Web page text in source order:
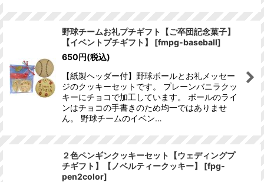
野球チームお礼プチギフト【ご卒団記念菓子】
【イベントプチギフト】
[fmpg-baseball]
650円(税込)
【紙製ヘッダー付】野球ボールとお礼メッセー
ジのクッキーセットです。 プレーンバニラクッ
キーにチョコで加工しています。 ボールのライ
ンはチョコの手書きのため均一ではありませ
ん。 野球チームのイベン…
２色ペンギンクッキーセット【ウェディングプ
チギフト】【ノベルティークッキー】
[fpg-
pen2color]